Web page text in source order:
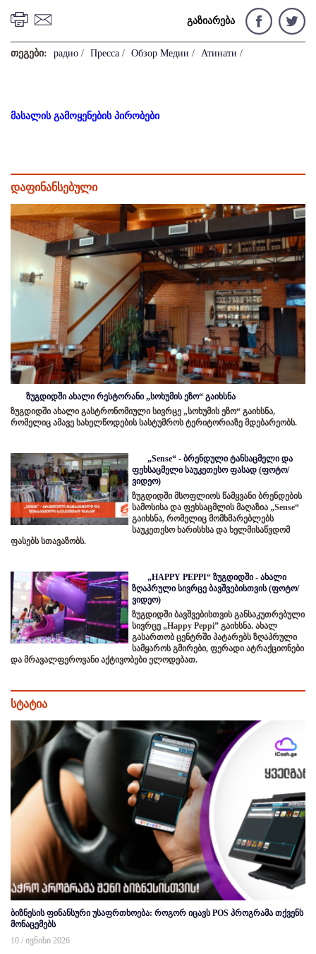
გაზიარება
თეგები: радио / Пресса / Обзор Медии / Атинати /
მასალის გამოყენების პირობები
დაფინანსებული
ზუგდიდში ახალი რესტორანი „სოხუმის ეზო“ გაიხსნა
ზუგდიდში ახალი გასტრონომიული სივრცე „სოხუმის ეზო“ გაიხსნა,
რომელიც ამავე სახელწოდების სასტუმროს ტერიტორიაზე მდებარეობს.
„Sense“ - ბრენდული ტანსაცმელი და
ფეხსაცმელი საუკეთესო ფასად (ფოტო/
ვიდეო)
ზუგდიდში მსოფლიოს წამყვანი ბრენდების
სამოსისა და ფეხსაცმლის მაღაზია „Sense“
გაიხსნა, რომელიც მომხმარებლებს
საუკეთესო ხარისხსა და ხელმისაწვდომ
ფასებს სთავაზობს.
„HAPPY PEPPI“ ზუგდიდში - ახალი
ზღაპრული სივრცე ბავშვებისთვის (ფოტო/
ვიდეო)
ზუგდიდში ბავშვებისთვის განსაკუთრებული
სივრცე „Happy Peppi” გაიხსნა. ახალ
გასართობ ცენტრში პატარებს ზღაპრული
სამყაროს გმირები, ფერადი ატრაქციონები
და მრავალფეროვანი აქტივობები ელოდებათ.
სტატია
ბიზნესის ფინანსური უსაფრთხოება: როგორ იცავს POS პროგრამა თქვენს
მონაცემებს
10 / ივნისი 2026